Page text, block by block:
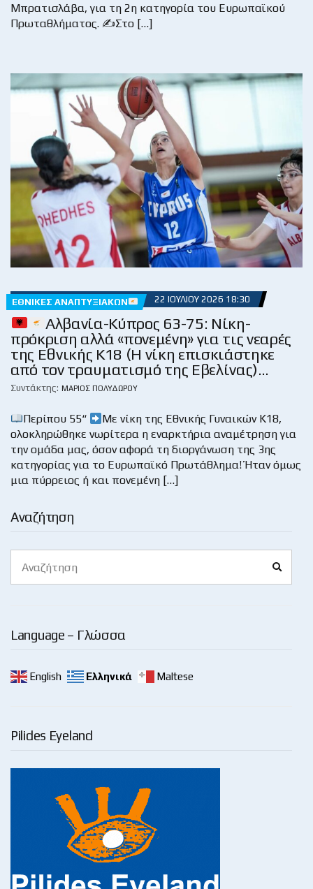
Αναζήτηση
for:
Language – Γλώσσα
English Ελληνικά Maltese
Pilides Eyeland
Μπρατισλάβα, για τη 2η κατηγορία του Ευρωπαϊκού
Πρωταθλήματος. ✍Στο […]
ΕΘΝΙΚΈΣ ΑΝΑΠΤΥΞΙΑΚΏΝ 22 ΙΟΥΛΊΟΥ 2026 18:30
Αλβανία-Κύπρος 63-75: Νίκη-
πρόκριση αλλά «πονεμένη» για τις νεαρές
της Εθνικής Κ18 (Η νίκη επισκιάστηκε
από τον τραυματισμό της Εβελίνας)…
Συντάκτης: ΜΆΡΙΟΣ ΠΟΛΥΔΏΡΟΥ
Περίπου 55“
Με νίκη της Εθνικής Γυναικών Κ18,
ολοκληρώθηκε νωρίτερα η εναρκτήρια αναμέτρηση για
την ομάδα μας, όσον αφορά τη διοργάνωση της 3ης
κατηγορίας για το Ευρωπαϊκό Πρωτάθλημα! Ήταν όμως
μια πύρρειος ή και πονεμένη […]